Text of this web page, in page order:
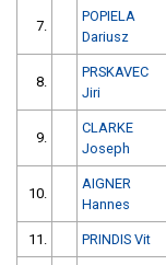
7.
POPIELA
Dariusz
8.
PRSKAVEC
Jiri
9.
CLARKE
Joseph
10.
AIGNER
Hannes
11. PRINDIS Vit